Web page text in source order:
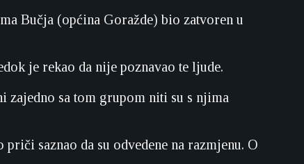
Bučja (općina Goražde) bio zatvoren u
je rekao da nije poznavao te ljude.
zajedno sa tom grupom niti su s njima
saznao da su odvedene na razmjenu. O